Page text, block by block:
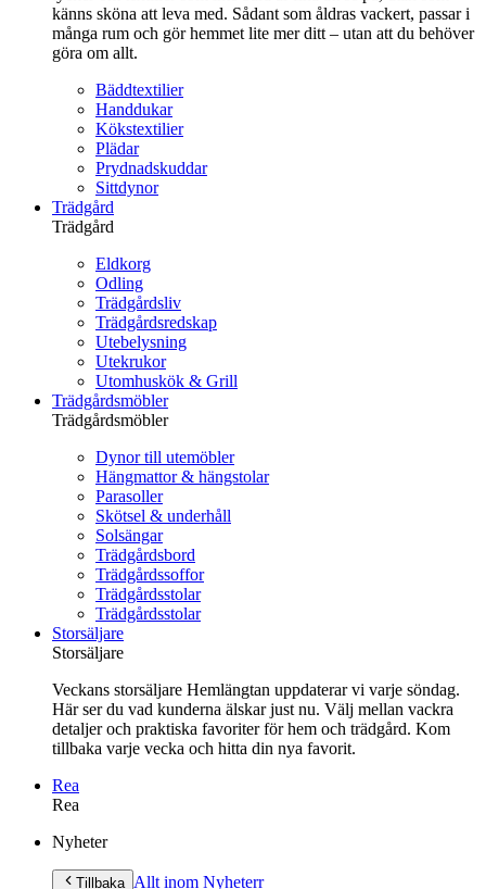
känns sköna att leva med. Sådant som åldras vackert, passar i
många rum och gör hemmet lite mer ditt – utan att du behöver
göra om allt.
Bäddtextilier
Handdukar
Kökstextilier
Plädar
Prydnadskuddar
Sittdynor
Trädgård
Trädgård
Eldkorg
Odling
Trädgårdsliv
Trädgårdsredskap
Utebelysning
Utekrukor
Utomhuskök & Grill
Trädgårdsmöbler
Trädgårdsmöbler
Dynor till utemöbler
Hängmattor & hängstolar
Parasoller
Skötsel & underhåll
Solsängar
Trädgårdsbord
Trädgårdssoffor
Trädgårdsstolar
Trädgårdsstolar
Storsäljare
Storsäljare
Veckans storsäljare Hemlängtan uppdaterar vi varje söndag.
Här ser du vad kunderna älskar just nu. Välj mellan vackra
detaljer och praktiska favoriter för hem och trädgård. Kom
tillbaka varje vecka och hitta din nya favorit.
Rea
Rea
Nyheter
Tillbaka Allt inom Nyheterr